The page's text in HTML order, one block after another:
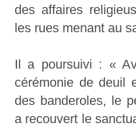
des affaires
les rues menant au
Il a poursuivi : «
cérémonie de deuil
des banderoles, le
a recouvert le